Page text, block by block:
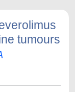
tumours